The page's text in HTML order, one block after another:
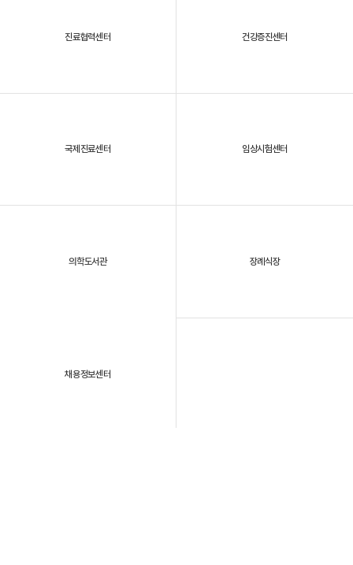
2025년, 대구파티마병원을 되돌아보다
진료협력센터 건강증진센터
국제진료센터 임상시험센터
의학도서관 장례식장
채용정보센터